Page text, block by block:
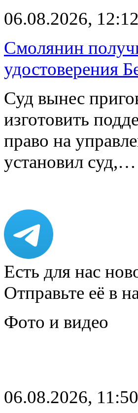
06.08.2026, 12:12
Смолянин
удостоверения
Суд вынес
изготовить
право на
установил суд,…
Есть для нас
Отправьте её в
Фото и видео
06.08.2026, 11:50